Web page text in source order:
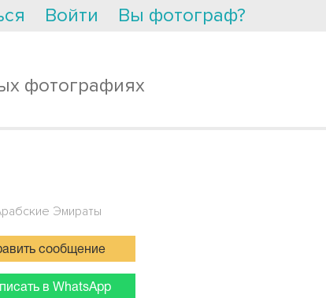
Войти Вы фотограф?
фотографиях
Эмираты
сообщение
в WhatsApp